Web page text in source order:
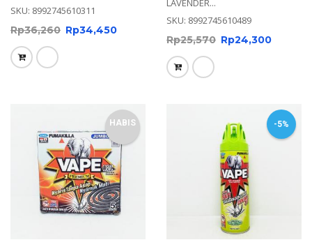
SKU: 8992745610311
Rp36,260 Rp34,450
LAVENDER...
SKU: 8992745610489
Rp25,570 Rp24,300
HABIS -5%